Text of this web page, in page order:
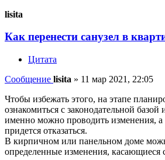
lisita
Как перенести санузел в
Цитата
Сообщение lisita » 11 мар 2021, 22:05
Чтобы избежать этого, на этапе
ознакомиться с законодательной базой
именно можно проводить изменения, а
придется отказаться.
В кирпичном или панельном доме
определенные изменения, касающиеся